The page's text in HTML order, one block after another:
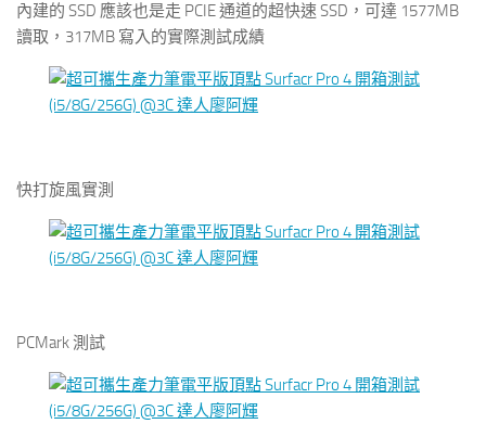
內建的 SSD 應該也是走 PCIE 通道的超快速 SSD，可達 1577MB
讀取，317MB 寫入的實際測試成績
快打旋風實測
PCMark 測試